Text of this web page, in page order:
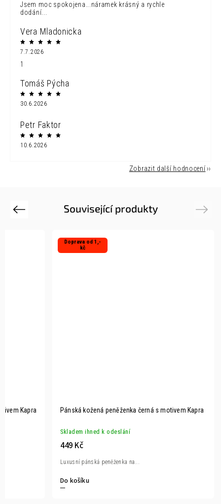
Jsem moc spokojena...náramek krásný a rychle
dodání...
Vera Mladonicka
7.7.2026
1
Tomáš Pýcha
30.6.2026
Petr Faktor
10.6.2026
Zobrazit další hodnocení
Související produkty
Previous
Kapra
Doprava od 1,-
kč
Pánská kožená peněženka černá s motivem Kapra
Skladem ihned k odeslání
449 Kč
Do košíku
Luxusní pánská peněženka na...
Next